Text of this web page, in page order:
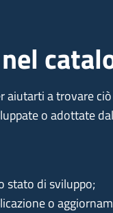
aiutarti a trovare
o adottate
stato di sviluppo;
o